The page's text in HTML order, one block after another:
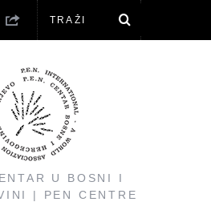
U BOSNI I
| PEN CENTRE